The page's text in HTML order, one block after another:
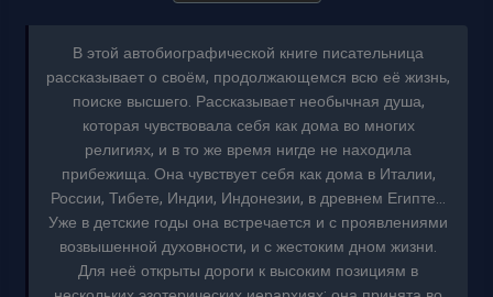
В этой автобиографической книге писательница
рассказывает о своём, продолжающемся всю её жизнь,
поиске высшего. Рассказывает необычная душа,
которая чувствовала себя как дома во многих
религиях, и в то же время нигде не находила
прибежища. Она чувствует себя как дома в Италии,
России, Тибете, Индии, Индонезии, в древнем Египте…
Уже в детские годы она встречается и с проявлениями
возвышенной духовности, и с жестоким дном жизни.
Для неё открыты дороги к высоким позициям в